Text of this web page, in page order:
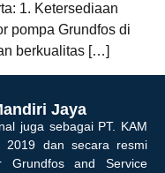
1. Ketersediaan
pompa Grundfos di
berkualitas […]
Jaya
juga sebagai PT. KAM
dan secara resmi
Grundfos and Service